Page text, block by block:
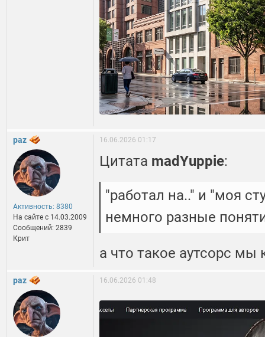
paz
Активность: 8380
На сайте c 14.03.2009
Сообщений: 2839
Крит
16.06.2026 01:17
Цитата madYuppie:
"работал на.." и "моя
немного разные
а что такое аутсорс мы
paz 16.06.2026 01:48